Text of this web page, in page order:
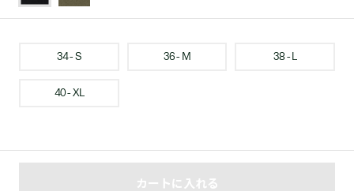
34 - S 36 - M 38 - L
40 - XL
カートに入れる